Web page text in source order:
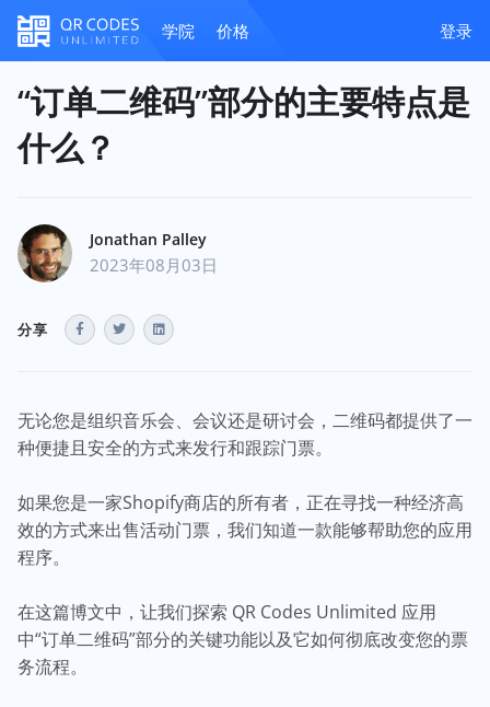
学院 价格 登录
“订单二维码”部分的主要特点是
什么？
Jonathan Palley
2023年08月03日
分享
无论您是组织音乐会、会议还是研讨会，二维码都提供了一
种便捷且安全的方式来发行和跟踪门票。
如果您是一家Shopify商店的所有者，正在寻找一种经济高
效的方式来出售活动门票，我们知道一款能够帮助您的应用
程序。
在这篇博文中，让我们探索 QR Codes Unlimited 应用
中“订单二维码”部分的关键功能以及它如何彻底改变您的票
务流程。